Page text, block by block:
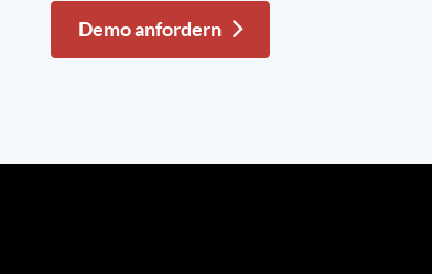
Demo anfordern